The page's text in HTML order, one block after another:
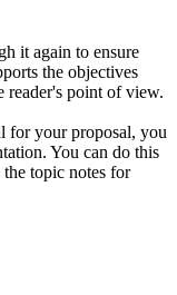
it again to ensure
the objectives
reader's point of view.
for your proposal, you
You can do this
topic notes for